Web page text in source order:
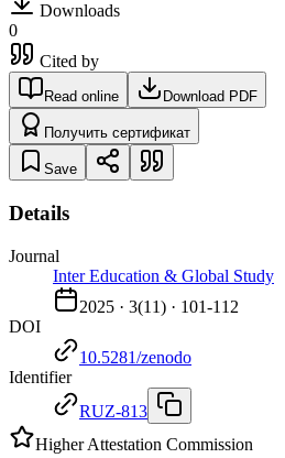
Downloads
0
Cited by
Read online Download PDF
Получить сертификат
Save
Details
Journal
Inter Education & Global Study
2025 · 3(11) · 101-112
DOI
10.5281/zenodo
Identifier
RUZ-813
Higher Attestation Commission